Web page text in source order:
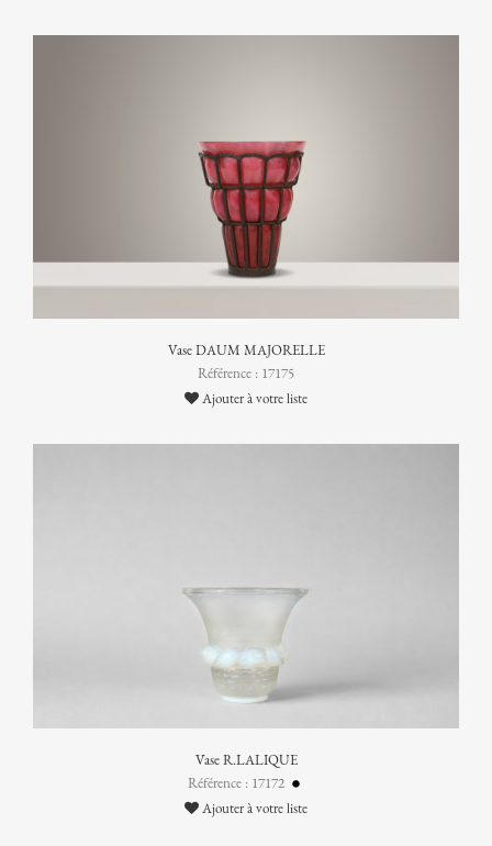
Vase DAUM MAJORELLE
Référence : 17175
Ajouter à votre liste
Vase R.LALIQUE
Référence : 17172
Ajouter à votre liste